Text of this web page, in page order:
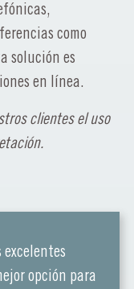
como
solución es
en línea.
clientes el uso
opción para